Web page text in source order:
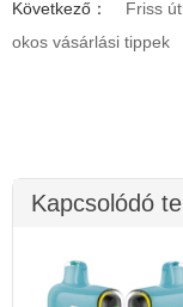
Következő：
Friss
okos vásárlási tippek
Kapcsolódó